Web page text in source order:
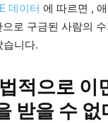
데이터 에 따르면 ,
로 구금된 사람의
습니다.
적으로 이
받을 수 없